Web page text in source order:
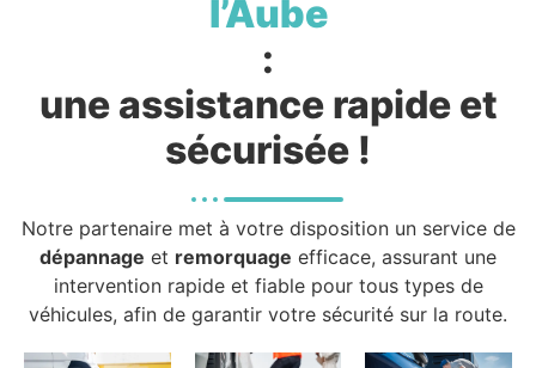
l’Aube
:
une assistance rapide et
sécurisée !
Notre partenaire met à votre disposition un service de
dépannage et remorquage efficace, assurant une
intervention rapide et fiable pour tous types de
véhicules, afin de garantir votre sécurité sur la route.